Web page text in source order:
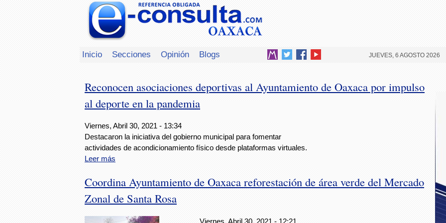
Inicio Secciones Opinión Blogs JUEVES, 6 AGOSTO 2026
Reconocen asociaciones deportivas al Ayuntamiento de Oaxaca por impulso
al deporte en la pandemia
Viernes, Abril 30, 2021 - 13:34
Destacaron la iniciativa del gobierno municipal para fomentar
actividades de acondicionamiento físico desde plataformas virtuales.
Leer más
Coordina Ayuntamiento de Oaxaca reforestación de área verde del Mercado
Zonal de Santa Rosa
Viernes, Abril 30, 2021 - 12:21